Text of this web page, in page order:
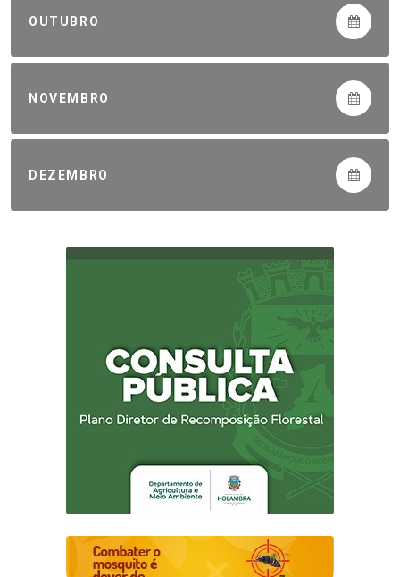
OUTUBRO
NOVEMBRO
DEZEMBRO